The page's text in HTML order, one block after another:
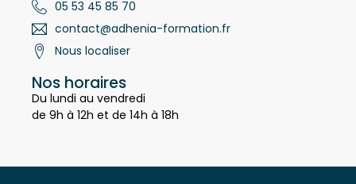
05 53 45 85 70
contact@adhenia-formation.fr
Nous localiser
Nos horaires
Du lundi au vendredi
de 9h à 12h et de 14h à 18h